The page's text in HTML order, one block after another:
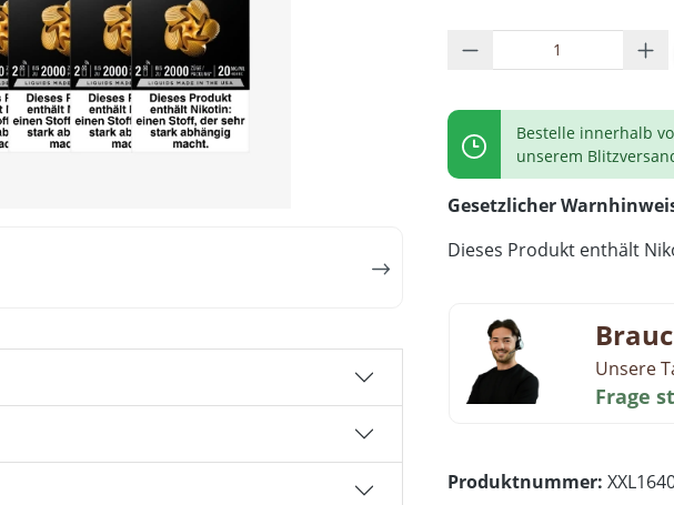
Produkt Anzahl:
Bestelle innerhalb
unserem
Gesetzlicher
Dieses Produkt enthält
Unsere
Frage
Produktnummer: